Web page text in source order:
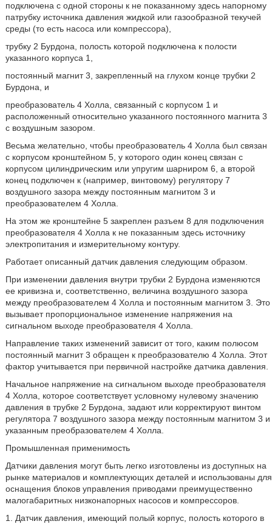
подключена с одной стороны к не показанному здесь напорному
патрубку источника давления жидкой или газообразной текучей
среды (то есть насоса или компрессора),
трубку 2 Бурдона, полость которой подключена к полости
указанного корпуса 1,
постоянный магнит 3, закрепленный на глухом конце трубки 2
Бурдона, и
преобразователь 4 Холла, связанный с корпусом 1 и
расположенный относительно указанного постоянного магнита 3
с воздушным зазором.
Весьма желательно, чтобы преобразователь 4 Холла был связан
с корпусом кронштейном 5, у которого один конец связан с
корпусом цилиндрическим или упругим шарниром 6, а второй
конец подключен к (например, винтовому) регулятору 7
воздушного зазора между постоянным магнитом 3 и
преобразователем 4 Холла.
На этом же кронштейне 5 закреплен разъем 8 для подключения
преобразователя 4 Холла к не показанным здесь источнику
электропитания и измерительному контуру.
Работает описанный датчик давления следующим образом.
При изменении давления внутри трубки 2 Бурдона изменяются
ее кривизна и, соответственно, величина воздушного зазора
между преобразователем 4 Холла и постоянным магнитом 3. Это
вызывает пропорциональное изменение напряжения на
сигнальном выходе преобразователя 4 Холла.
Направление таких изменений зависит от того, каким полюсом
постоянный магнит 3 обращен к преобразователю 4 Холла. Этот
фактор учитывается при первичной настройке датчика давления.
Начальное напряжение на сигнальном выходе преобразователя
4 Холла, которое соответствует условному нулевому значению
давления в трубке 2 Бурдона, задают или корректируют винтом
регулятора 7 воздушного зазора между постоянным магнитом 3 и
указанным преобразователем 4 Холла.
Промышленная применимость
Датчики давления могут быть легко изготовлены из доступных на
рынке материалов и комплектующих деталей и использованы для
оснащения блоков управления приводами преимущественно
малогабаритных низконапорных насосов и компрессоров.
1. Датчик давления, имеющий полый корпус, полость которого в